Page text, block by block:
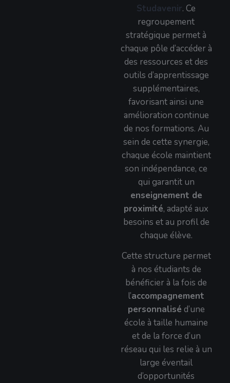
Studavenir. Ce
regroupement
stratégique permet à
chaque pôle d’accéder à
des ressources et des
outils d’apprentissage
supplémentaires,
favorisant ainsi une
amélioration continue
de nos formations. Au
sein de cette synergie,
chaque école maintient
son indépendance, ce
qui garantit un
enseignement de
proximité, adapté aux
besoins et au profil de
chaque élève.
Cette structure permet
à nos étudiants de
bénéficier à la fois de
l’accompagnement
personnalisé d’une
école à taille humaine
et de la force d’un
réseau qui les relie à un
large éventail
d’opportunités